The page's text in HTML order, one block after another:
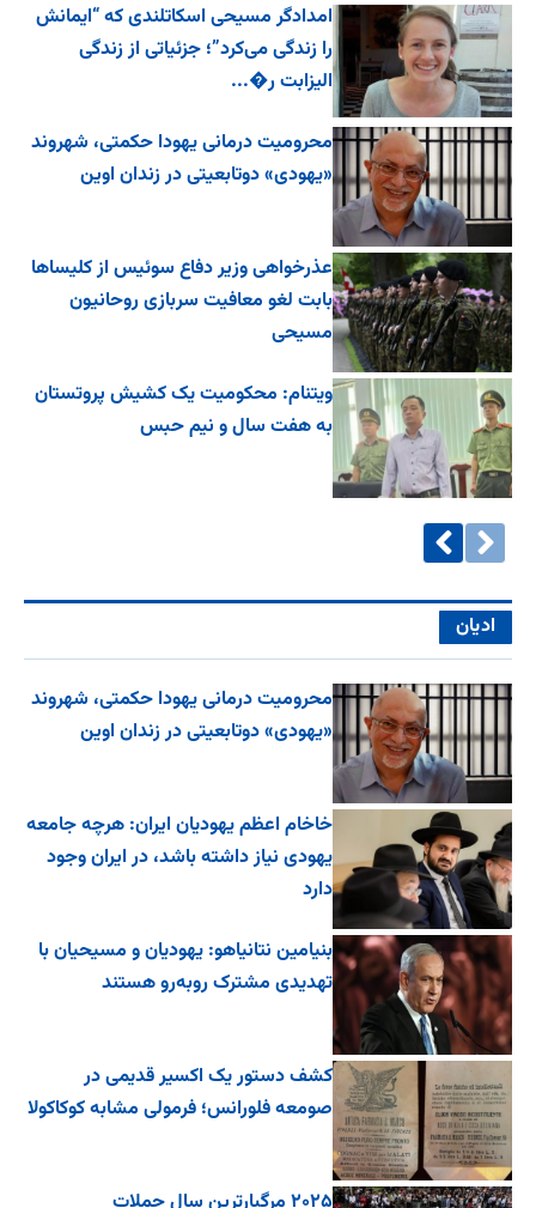
امدادگر مسیحی اسکاتلندی که “ایمانش
را زندگی می‌کرد”؛ جزئیاتی از زندگی
الیزابت ر�...
محرومیت درمانی یهودا حکمتی، شهروند
«یهودی» دوتابعیتی در زندان اوین
عذرخواهی وزیر دفاع سوئیس از کلیساها
بابت لغو معافیت سربازی روحانیون
مسیحی
ویتنام: محکومیت یک کشیش پروتستان
به هفت سال و نیم حبس
ادیان
محرومیت درمانی یهودا حکمتی، شهروند
«یهودی» دوتابعیتی در زندان اوین
خاخام اعظم یهودیان ایران: هرچه جامعه
یهودی نیاز داشته باشد، در ایران وجود
دارد
بنیامین نتانیاهو: یهودیان و مسیحیان با
تهدیدی مشترک روبه‌رو هستند
کشف دستور یک اکسیر قدیمی در
صومعه فلورانس؛ فرمولی مشابه کوکاکولا